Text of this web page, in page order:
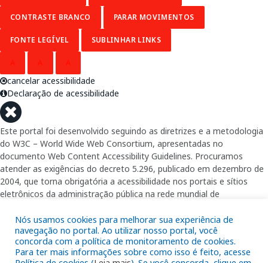
Nós usamos cookies para melhorar sua experiência de
navegação no portal. Ao utilizar nosso portal, você
concorda com a política de monitoramento de cookies.
Para ter mais informações sobre como isso é feito, acesse
CONTRASTE BRANCO PARAR MOVIMENTOS
FONTE LEGÍVEL SUBLINHAR LINKS
cancelar acessibilidade
Declaração de acessibilidade
Este portal foi desenvolvido seguindo as diretrizes e a metodologia
do W3C – World Wide Web Consortium, apresentadas no
documento Web Content Accessibility Guidelines. Procuramos
atender as exigências do decreto 5.296, publicado em dezembro de
2004, que torna obrigatória a acessibilidade nos portais e sítios
eletrônicos da administração pública na rede mundial de
garantindo-lhes o pleno acesso aos conteúdos disponíveis.
Além de validações automáticas, foram realizados testes em
diversos navegadores e através do utilitário de acesso a Internet do